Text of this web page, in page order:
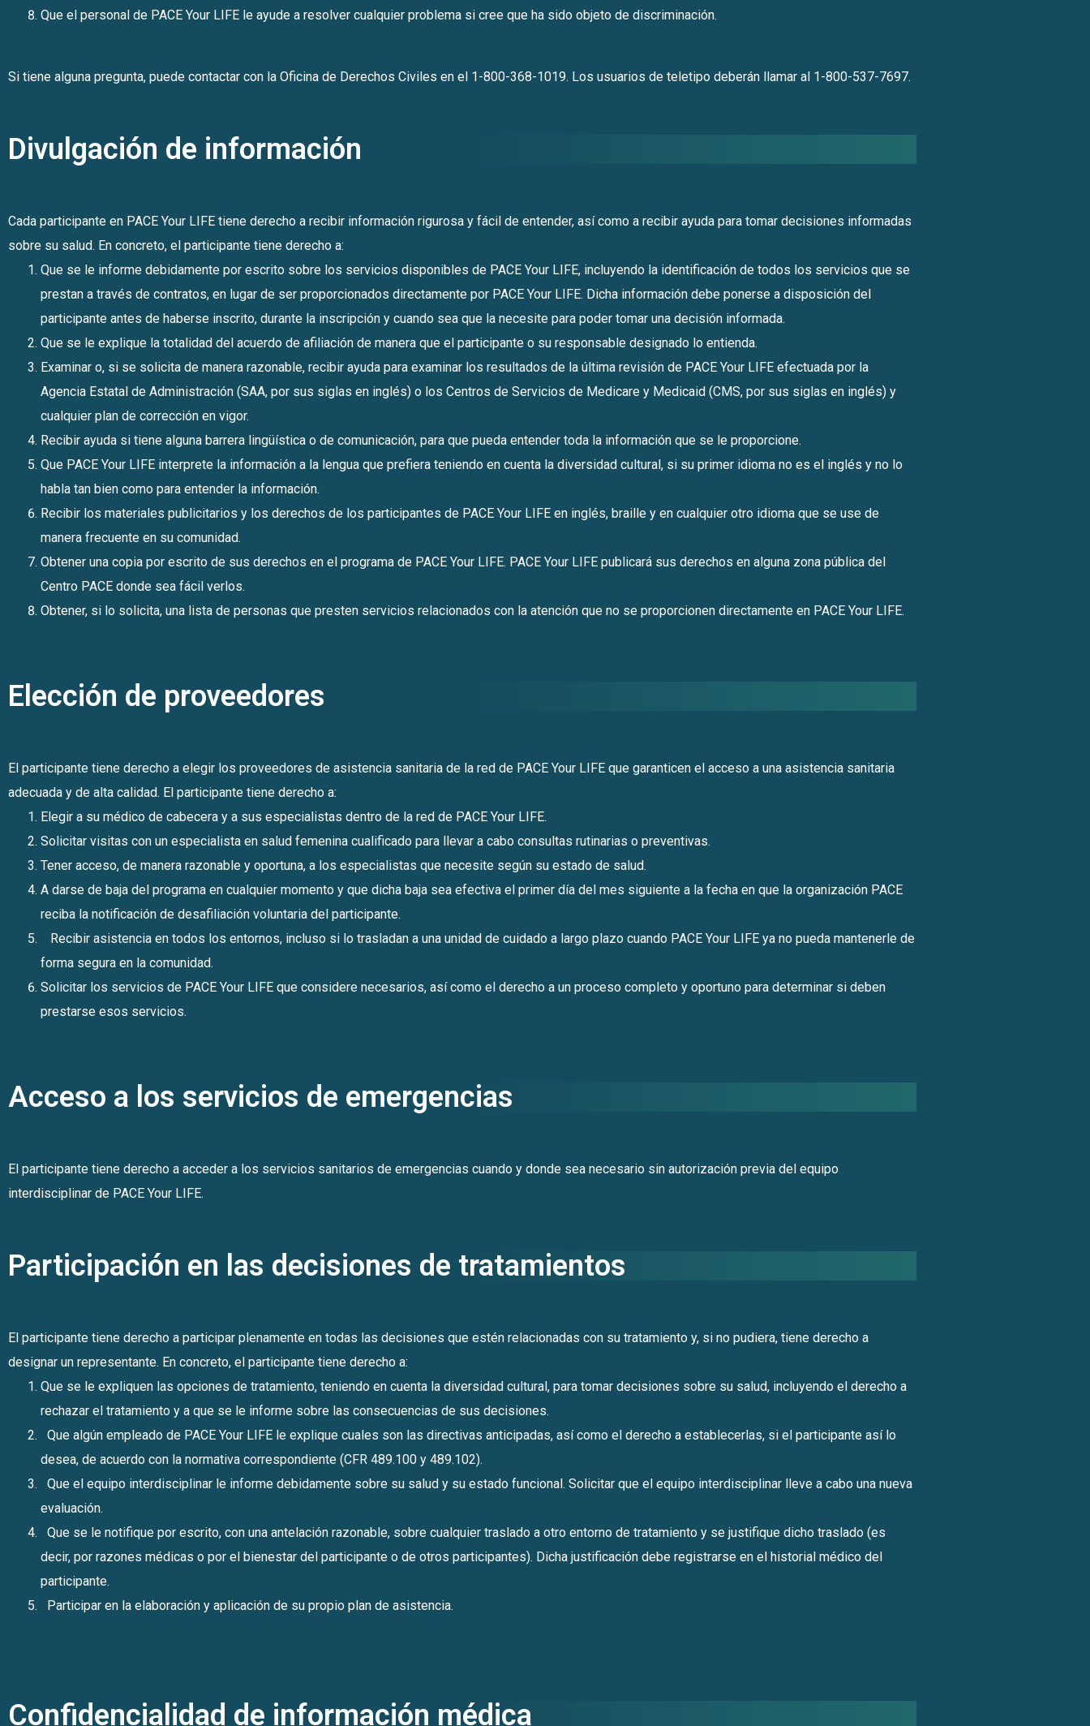
Que el personal de PACE Your LIFE le ayude a resolver cualquier problema si cree que ha sido objeto de discriminación.
Si tiene alguna pregunta, puede contactar con la Oficina de Derechos Civiles en el 1-800-368-1019. Los usuarios de teletipo deberán llamar al 1-800-537-7697.
Divulgación de información
Cada participante en PACE Your LIFE tiene derecho a recibir información rigurosa y fácil de entender, así como a recibir ayuda para tomar decisiones informadas
sobre su salud. En concreto, el participante tiene derecho a:
Que se le informe debidamente por escrito sobre los servicios disponibles de PACE Your LIFE, incluyendo la identificación de todos los servicios que se
prestan a través de contratos, en lugar de ser proporcionados directamente por PACE Your LIFE. Dicha información debe ponerse a disposición del
participante antes de haberse inscrito, durante la inscripción y cuando sea que la necesite para poder tomar una decisión informada.
Que se le explique la totalidad del acuerdo de afiliación de manera que el participante o su responsable designado lo entienda.
Examinar o, si se solicita de manera razonable, recibir ayuda para examinar los resultados de la última revisión de PACE Your LIFE efectuada por la
Agencia Estatal de Administración (SAA, por sus siglas en inglés) o los Centros de Servicios de Medicare y Medicaid (CMS, por sus siglas en inglés) y
cualquier plan de corrección en vigor.
Recibir ayuda si tiene alguna barrera lingüística o de comunicación, para que pueda entender toda la información que se le proporcione.
Que PACE Your LIFE interprete la información a la lengua que prefiera teniendo en cuenta la diversidad cultural, si su primer idioma no es el inglés y no lo
habla tan bien como para entender la información.
Recibir los materiales publicitarios y los derechos de los participantes de PACE Your LIFE en inglés, braille y en cualquier otro idioma que se use de
manera frecuente en su comunidad.
Obtener una copia por escrito de sus derechos en el programa de PACE Your LIFE. PACE Your LIFE publicará sus derechos en alguna zona pública del
Centro PACE donde sea fácil verlos.
Obtener, si lo solicita, una lista de personas que presten servicios relacionados con la atención que no se proporcionen directamente en PACE Your LIFE.
Elección de proveedores
El participante tiene derecho a elegir los proveedores de asistencia sanitaria de la red de PACE Your LIFE que garanticen el acceso a una asistencia sanitaria
adecuada y de alta calidad. El participante tiene derecho a:
Elegir a su médico de cabecera y a sus especialistas dentro de la red de PACE Your LIFE.
Solicitar visitas con un especialista en salud femenina cualificado para llevar a cabo consultas rutinarias o preventivas.
Tener acceso, de manera razonable y oportuna, a los especialistas que necesite según su estado de salud.
A darse de baja del programa en cualquier momento y que dicha baja sea efectiva el primer día del mes siguiente a la fecha en que la organización PACE
reciba la notificación de desafiliación voluntaria del participante.
Recibir asistencia en todos los entornos, incluso si lo trasladan a una unidad de cuidado a largo plazo cuando PACE Your LIFE ya no pueda mantenerle de
forma segura en la comunidad.
Solicitar los servicios de PACE Your LIFE que considere necesarios, así como el derecho a un proceso completo y oportuno para determinar si deben
prestarse esos servicios.
Acceso a los servicios de emergencias
El participante tiene derecho a acceder a los servicios sanitarios de emergencias cuando y donde sea necesario sin autorización previa del equipo
interdisciplinar de PACE Your LIFE.
Participación en las decisiones de tratamientos
El participante tiene derecho a participar plenamente en todas las decisiones que estén relacionadas con su tratamiento y, si no pudiera, tiene derecho a
designar un representante. En concreto, el participante tiene derecho a:
Que se le expliquen las opciones de tratamiento, teniendo en cuenta la diversidad cultural, para tomar decisiones sobre su salud, incluyendo el derecho a
rechazar el tratamiento y a que se le informe sobre las consecuencias de sus decisiones.
Que algún empleado de PACE Your LIFE le explique cuales son las directivas anticipadas, así como el derecho a establecerlas, si el participante así lo
desea, de acuerdo con la normativa correspondiente (CFR 489.100 y 489.102).
Que el equipo interdisciplinar le informe debidamente sobre su salud y su estado funcional. Solicitar que el equipo interdisciplinar lleve a cabo una nueva
evaluación.
Que se le notifique por escrito, con una antelación razonable, sobre cualquier traslado a otro entorno de tratamiento y se justifique dicho traslado (es
decir, por razones médicas o por el bienestar del participante o de otros participantes). Dicha justificación debe registrarse en el historial médico del
participante.
Participar en la elaboración y aplicación de su propio plan de asistencia.
Confidencialidad de información médica